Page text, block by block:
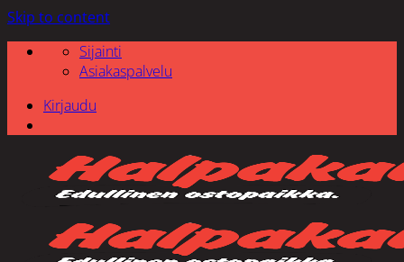
Skip to content
Sijainti
Asiakaspalvelu
Kirjaudu